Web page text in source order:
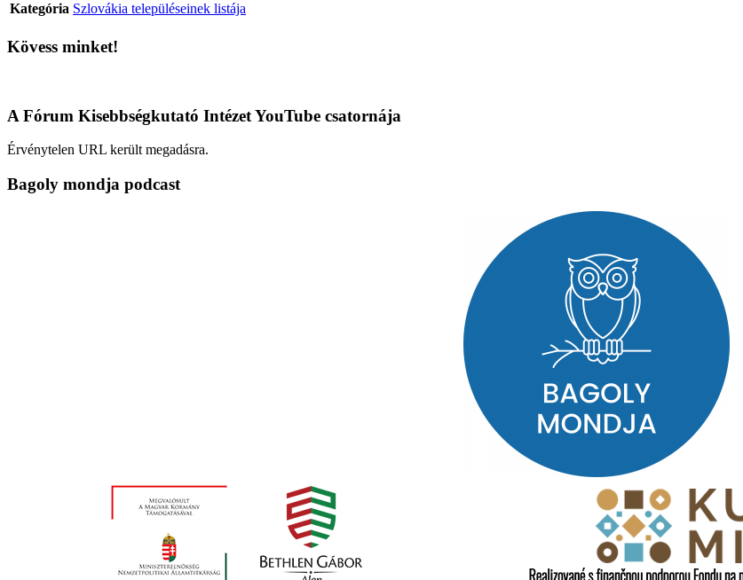
Kategória Szlovákia településeinek listája
Kövess minket!
A Fórum Kisebbségkutató Intézet YouTube csatornája
Érvénytelen URL került megadásra.
Bagoly mondja podcast